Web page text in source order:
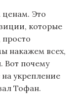
ценам. Это
которые
накажем всех,
Вот почему
укрепление
Тофан.